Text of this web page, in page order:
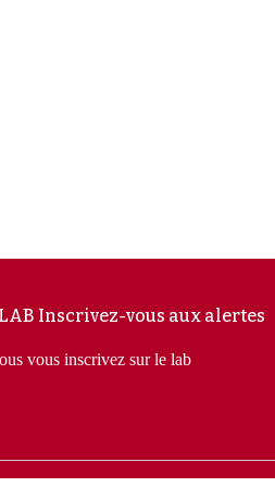
Inscrivez-vous aux alertes
vous inscrivez sur le lab